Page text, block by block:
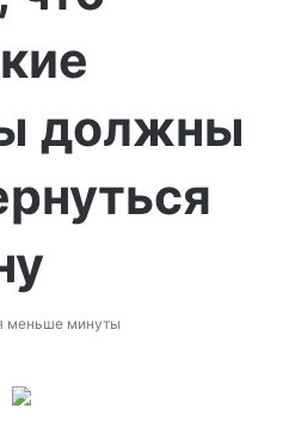
должны
меньше минуты